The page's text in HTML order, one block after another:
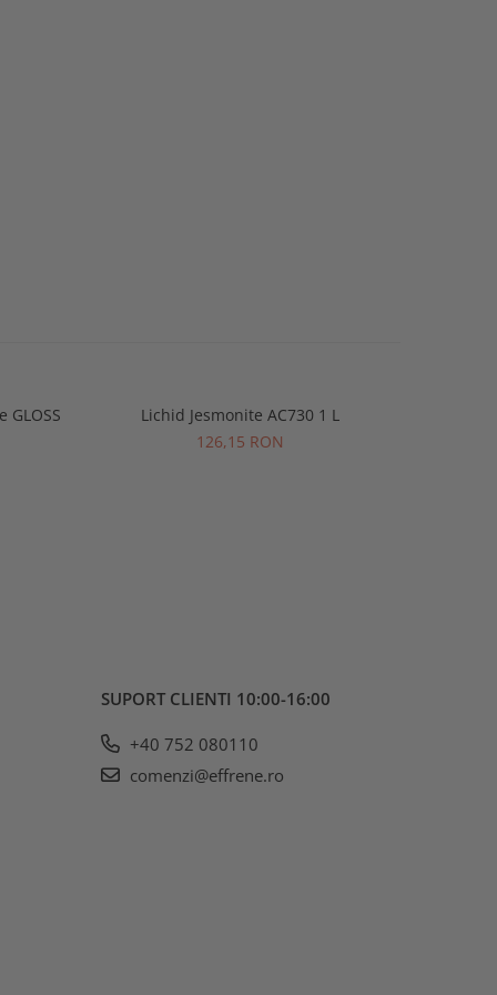
GLOSS
Lichid Jesmonite AC730 1 L
126,15 RON
SUPORT CLIENTI 10:00-16:00
+40 752 080110
comenzi@effrene.ro